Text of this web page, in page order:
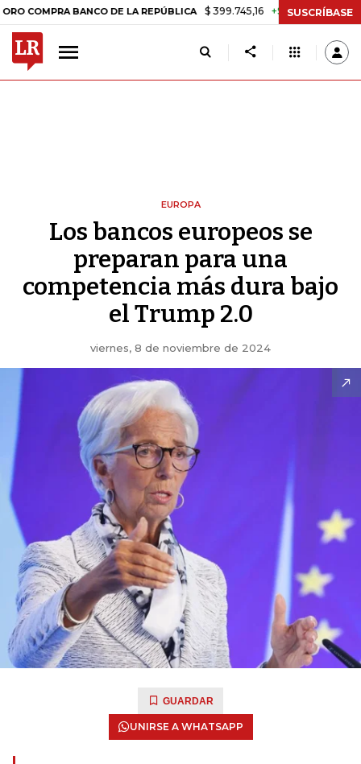
BANCO DE LA REPÚBLICA $ 399.745,16 +$ 2.295,71 +0,58%
SUSCRÍBASE
EUROPA
Los bancos europeos se
preparan para una
competencia más dura bajo
el Trump 2.0
viernes, 8 de noviembre de 2024
GUARDAR
UNIRSE A WHATSAPP